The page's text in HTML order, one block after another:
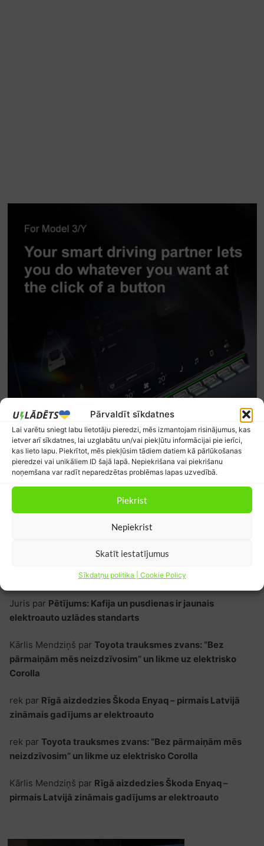
Pārvaldīt sīkdatnes
Lai varētu sniegt labu lietotāju pieredzi, mēs izmantojam risinājumus, kas
ietver arī sīkdatnes, lai uzglabātu un/vai piekļūtu informācijai pie ierīci,
kas lieto lapu. Piekrītot, mēs piekļūsim tādiem datiem kā pārlūkošanas
pieredzei vai unikāliem ID šajā lapā. Nepiekrišana vai piekrišanu
noņemšana var radīt neparedzētas problēmas lapas uzvedībā.
Piekrist
Nepiekrist
Skatīt iestatījumus
Sīkdatņu politika | Cookie Policy
Juris par Pētījums: Kafija un pusdienas ir jaunais
elektroauto uzlādes standarts
Kārlis Mendziņš par Toyota trauksmes zvans: “Bez
pārmaiņām mēs neizdzīvosim” un likme uz elektrisko
Corolla
rekpar Rīgā aizdedzies Škoda Enyaq – pirmais Latvijā
zināmais gadījums ar elektroauto
rekpar Toyota trauksmes zvans: “Bez pārmaiņām mēs
neizdzīvosim” un likme uz elektrisko Corolla
Kārlis Mendziņš par Rīgā aizdedzies Škoda Enyaq –
pirmais Latvijā zināmais gadījums ar elektroauto